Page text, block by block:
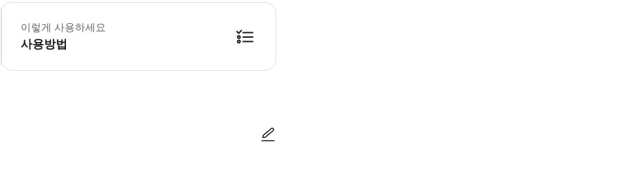
그룹에 10세 미만의 어린이가 있는 경우 카시트를 준비할 수 있도록 미리 알려주시기 바랍니다. * 소요시간 : 720분 (옵션에 따라 소요 시간이 다를 수 있으니
이렇게 사용하세요
사용방법